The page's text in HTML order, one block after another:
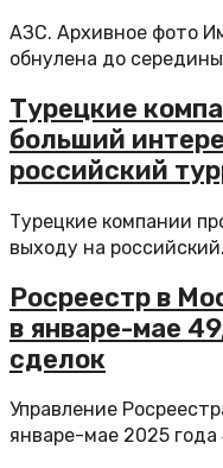
АЗС. Архивное фото
обнулена до
Турецкие
больший
российский
Турецкие компании
выходу на
Росреестр в
в январе-мае
сделок
Управление
январе-мае 2025 года